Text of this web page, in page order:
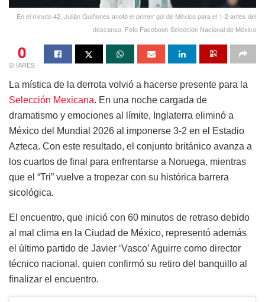
En el minuto 42, Julián Quiñones anotó el primer gol de México para el 1-2 antes del
descanso. Foto Facebook Selección Nacional de México
0
SHARES
La mística de la derrota volvió a hacerse presente para la
Selección Mexicana. En una noche cargada de
dramatismo y emociones al límite, Inglaterra eliminó a
México del Mundial 2026 al imponerse 3-2 en el Estadio
Azteca. Con este resultado, el conjunto británico avanza a
los cuartos de final para enfrentarse a Noruega, mientras
que el “Tri” vuelve a tropezar con su histórica barrera
sicológica.
El encuentro, que inició con 60 minutos de retraso debido
al mal clima en la Ciudad de México, representó además
el último partido de Javier ‘Vasco’ Aguirre como director
técnico nacional, quien confirmó su retiro del banquillo al
finalizar el encuentro.